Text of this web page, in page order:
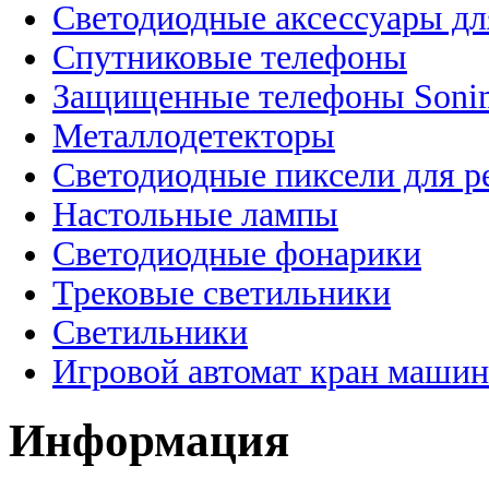
Светодиодные аксессуары
Спутниковые телефоны
Защищенные телефоны
Металлодетекторы
Светодиодные пиксели для
Настольные лампы
Светодиодные фонарики
Трековые светильники
Светильники
Игровой автомат кран
Информация